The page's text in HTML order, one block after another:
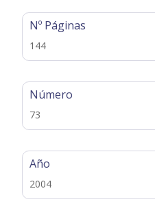
Nº Páginas
144
Número
73
Año
2004